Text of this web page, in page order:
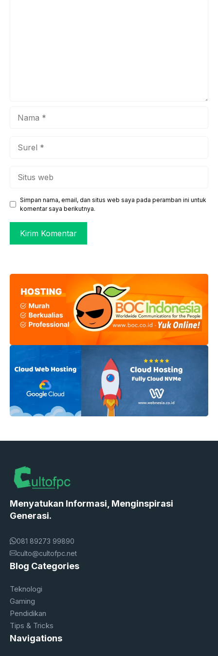
web
Simpan nama, email, dan situs web saya pada peramban ini untuk
komentar saya berikutnya.
Menyatukan Informasi, Menginspirasi
Generasi.
081 89273 99890
culto@cultofpc.net
Blog Categories
Teknologi
Gaming
Pendidikan
Tips & Tricks
Navigations